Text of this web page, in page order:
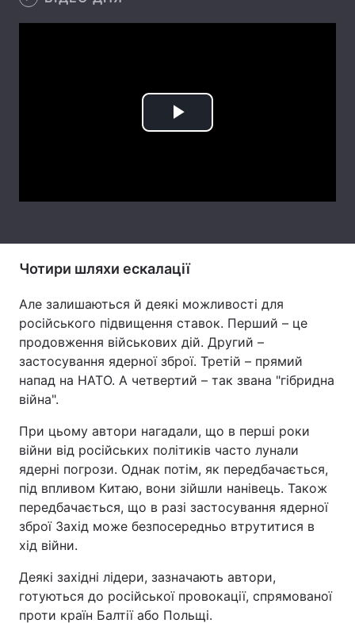
Архів Вакансії
Play
Чотири шляхи ескалації
Але залишаються й деякі можливості для
російського підвищення ставок. Перший – це
продовження військових дій. Другий –
застосування ядерної зброї. Третій – прямий
напад на НАТО. А четвертий – так звана "гібридна
війна".
При цьому автори нагадали, що в перші роки
війни від російських політиків часто лунали
ядерні погрози. Однак потім, як передбачається,
під впливом Китаю, вони зійшли нанівець. Також
передбачається, що в разі застосування ядерної
зброї Захід може безпосередньо втрутитися в
хід війни.
Деякі західні лідери, зазначають автори,
готуються до російської провокації, спрямованої
проти країн Балтії або Польщі.